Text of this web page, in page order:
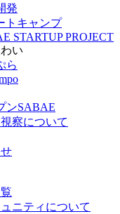
発
トキャンプ
STARTUP PROJECT
い
ら
ンSABAE
察について
ニティについて